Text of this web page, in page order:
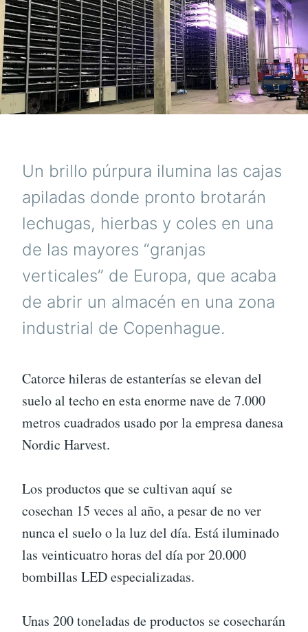
Un brillo púrpura ilumina las cajas
apiladas donde pronto brotarán
lechugas, hierbas y coles en una
de las mayores “granjas
verticales” de Europa, que acaba
de abrir un almacén en una zona
industrial de Copenhague.
Catorce hileras de estanterías se elevan del
suelo al techo en esta enorme nave de 7.000
metros cuadrados usado por la empresa danesa
Nordic Harvest.
Los productos que se cultivan aquí se
cosechan 15 veces al año, a pesar de no ver
nunca el suelo o la luz del día. Está iluminado
las veinticuatro horas del día por 20.000
bombillas LED especializadas.
Unas 200 toneladas de productos se cosecharán